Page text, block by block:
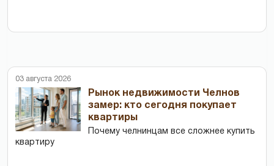
03 августа 2026
Рынок недвижимости Челнов
замер: кто сегодня покупает
квартиры
Почему челнинцам все сложнее купить
квартиру